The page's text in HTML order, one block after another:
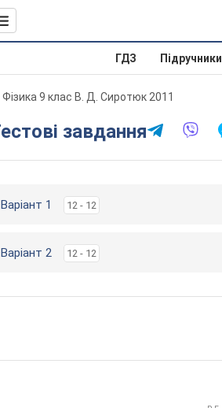
ГДЗ Підручники
Фізика 9 клас В. Д. Сиротюк 2011
Тестові завдання
Варіант 1 12 - 12
Варіант 2 12 - 12